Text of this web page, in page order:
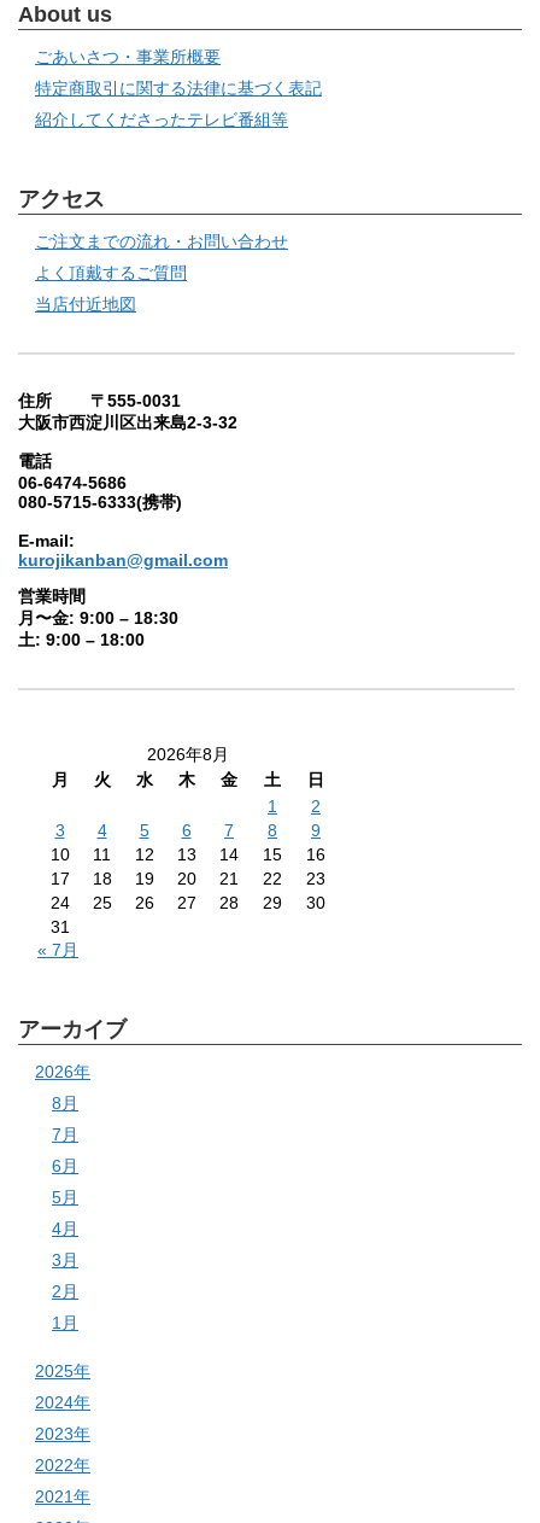
About us
ごあいさつ・事業所概要
特定商取引に関する法律に基づく表記
紹介してくださったテレビ番組等
アクセス
ご注文までの流れ・お問い合わせ
よく頂戴するご質問
当店付近地図
住所 〒555-0031
大阪市西淀川区出来島2-3-32
電話
06-6474-5686
080-5715-6333(携帯)
E-mail:
kurojikanban@gmail.com
営業時間
月〜金: 9:00 – 18:30
土: 9:00 – 18:00
2026年8月
月
火 水 木 金 土
日
1
2
3
4 5 6 7 8
9
10
11 12 13 14 15
16
17
18 19 20 21 22
23
24
25 26 27 28 29
30
31
« 7月
アーカイブ
2026年
8月
7月
6月
5月
4月
3月
2月
1月
2025年
2024年
2023年
2022年
2021年